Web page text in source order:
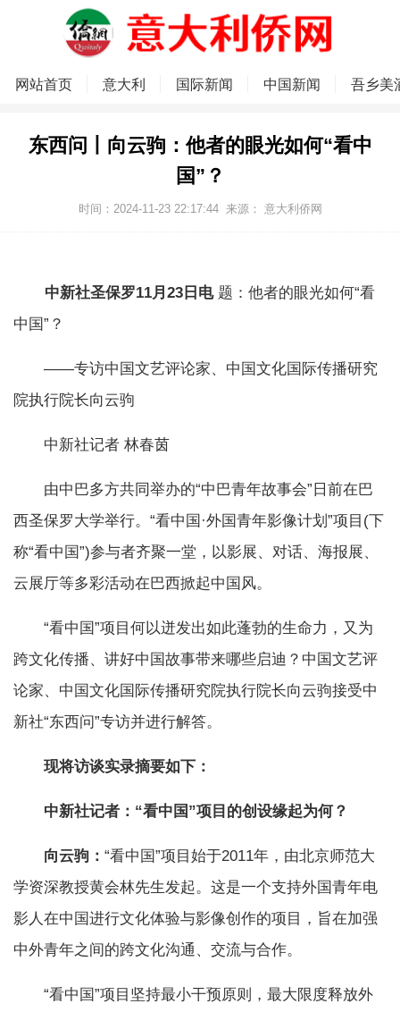
网站首页 意大利 国际新闻 中国新闻 吾乡美
东西问丨向云驹：他者的眼光如何“看中
国”？
时间：2024-11-23 22:17:44 来源： 意大利侨网
中新社圣保罗11月23日电题：他者的眼光如何“看
中国”？
——专访中国文艺评论家、中国文化国际传播研究
院执行院长向云驹
中新社记者 林春茵
由中巴多方共同举办的“中巴青年故事会”日前在巴
西圣保罗大学举行。“看中国·外国青年影像计划”项目(下
称“看中国”)参与者齐聚一堂，以影展、对话、海报展、
云展厅等多彩活动在巴西掀起中国风。
“看中国”项目何以迸发出如此蓬勃的生命力，又为
跨文化传播、讲好中国故事带来哪些启迪？中国文艺评
论家、中国文化国际传播研究院执行院长向云驹接受中
新社“东西问”专访并进行解答。
现将访谈实录摘要如下：
中新社记者：“看中国”项目的创设缘起为何？
向云驹： “看中国”项目始于2011年，由北京师范大
学资深教授黄会林先生发起。这是一个支持外国青年电
影人在中国进行文化体验与影像创作的项目，旨在加强
中外青年之间的跨文化沟通、交流与合作。
“看中国”项目坚持最小干预原则，最大限度释放外